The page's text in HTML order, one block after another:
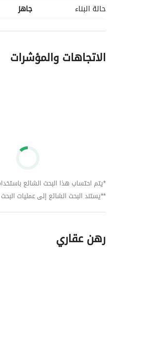
حالة البناء
جاهز
الاتجاهات والمؤشرات
*يتم احتساب هذا البحث الشائع
**يستند البحث الشائع إلى عمليات البحث
رهن عقاري